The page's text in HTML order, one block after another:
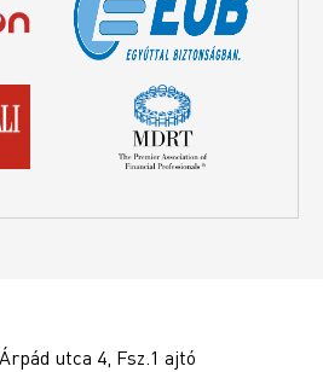
utca 4, Fsz.1 ajtó